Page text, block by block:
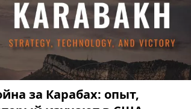
за Карабах: опыт,